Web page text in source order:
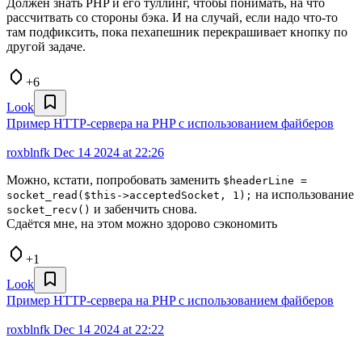
Должен знать PHP и его туллинг, чтобы понимать, на что
рассчитвать со стороны бэка. И на случай, если надо что-то
там подфиксить, пока пехапешник перекрашивает кнопку по
другой задаче.
+6
Look
Пример HTTP-сервера на PHP с использованием файберов
roxblnfk Dec 14 2024 at 22:26
Можно, кстати, попробовать заменить $headerLine =
socket_read($this->acceptedSocket, 1); на использование
socket_recv() и забенчить снова.
Сдаётся мне, на этом можно здорово сэкономить
+1
Look
Пример HTTP-сервера на PHP с использованием файберов
roxblnfk Dec 14 2024 at 22:22